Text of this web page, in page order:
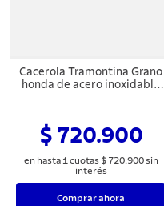
Cacerola Tramontina Grano
honda de acero inoxidable
$ 720.900
en hasta 1 cuotas $ 720.900sin
interés
Comprar ahora
9.
cuchillo